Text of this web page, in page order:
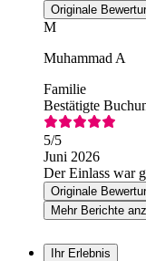
Originale
M
Muhammad A
Familie
Bestätigte
5/5
Juni 2026
Der Einlass war
Originale
Mehr Berichte
Ihr Erlebnis